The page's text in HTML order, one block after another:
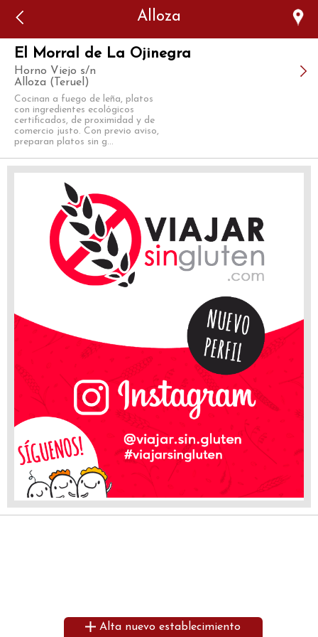
Alloza
El Morral de La Ojinegra
Horno Viejo s/n
Alloza (Teruel)
Cocinan a fuego de leña, platos
con ingredientes ecológicos
certificados, de proximidad y de
comercio justo. Con previo aviso,
preparan platos sin g...
Alta nuevo establecimiento
Error: The domain WWW.VIAJARSINGLUTEN.COM is not
authorized to show the cookie declaration for domain group
ID 546ddaab-b478-4440-aa8a-3b0205284212. Please add it to
the domain group in the Cookiebot Manager to authorize
the domain.